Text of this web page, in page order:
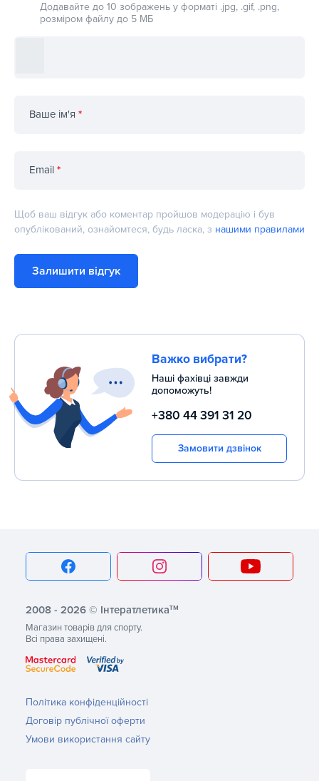
Додавайте до 10 зображень у форматі .jpg, .gif, .png,
розміром файлу до 5 МБ
Ваше ім'я *
Email *
Щоб ваш відгук або коментар пройшов модерацію і був
опублікований, ознайомтеся, будь ласка, з нашими правилами
Залишити відгук
Важко вибрати?
Наші фахівці завжди
допоможуть!
+380 44 391 31 20
Замовити дзвінок
2008 - 2026 © Інтератлетикатм
Магазин товарів для спорту.
Всі права захищені.
Політика конфіденційності
Договір публічної оферти
Умови використання сайту